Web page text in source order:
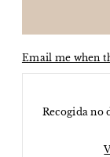
Email me when
Recogida no